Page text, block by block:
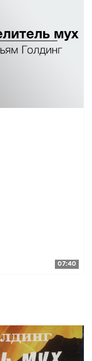
07:40